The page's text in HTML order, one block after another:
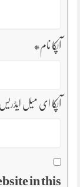
آپکا نام*
آپکا ای میل ایڈریس
in this